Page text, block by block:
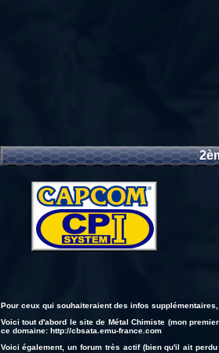
Pour ceux qui souhaiteraient des infos
Voici tout d'abord le site de Métal Chimiste (mon
ce domaine: http://cbsata.emu-france.com
Voici également, un forum très actif (bien qu'il ait